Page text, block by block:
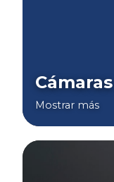
Mostrar más